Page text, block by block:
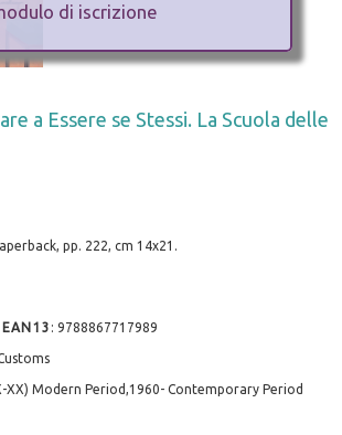
a Essere se Stessi. La Scuola delle
pp. 222, cm 14x21.
EAN13 :9788867717989
XX) Modern Period,1960- Contemporary Period
di iscrizione